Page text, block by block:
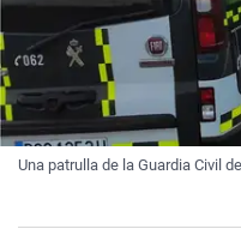
Una patrulla de la Guardia Civil